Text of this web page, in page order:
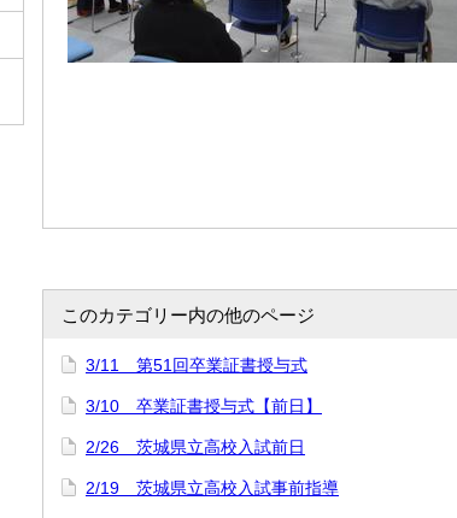
このカテゴリー内の他のページ
3/11 第51回卒業証書授与式
3/10 卒業証書授与式【前日】
2/26 茨城県立高校入試前日
2/19 茨城県立高校入試事前指導